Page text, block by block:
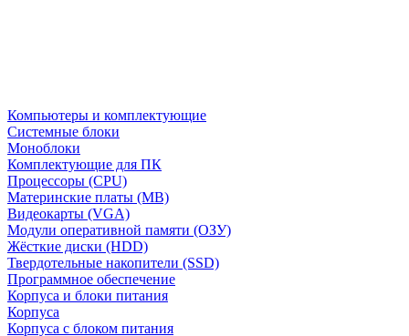
Компьютеры и комплектующие
Системные блоки
Моноблоки
Комплектующие для ПК
Процессоры (CPU)
Материнские платы (MB)
Видеокарты (VGA)
Модули оперативной памяти (ОЗУ)
Жёсткие диски (HDD)
Твердотельные накопители (SSD)
Программное обеспечение
Корпуса и блоки питания
Корпуса
Корпуса с блоком питания